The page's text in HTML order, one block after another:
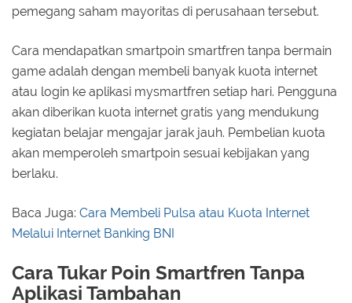
pemegang saham mayoritas di perusahaan tersebut.
Cara mendapatkan smartpoin smartfren tanpa bermain
game adalah dengan membeli banyak kuota internet
atau login ke aplikasi mysmartfren setiap hari. Pengguna
akan diberikan kuota internet gratis yang mendukung
kegiatan belajar mengajar jarak jauh. Pembelian kuota
akan memperoleh smartpoin sesuai kebijakan yang
berlaku.
Baca Juga: Cara Membeli Pulsa atau Kuota Internet
Melalui Internet Banking BNI
Cara Tukar Poin Smartfren Tanpa
Aplikasi Tambahan